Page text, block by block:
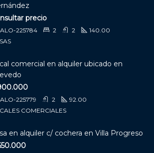
precio
ALO-225784 2 2
140.00
comercial en alquiler ubicado en
ALO-225779 2
92.00
COMERCIALES
en alquiler c/ cochera en Villa Progreso